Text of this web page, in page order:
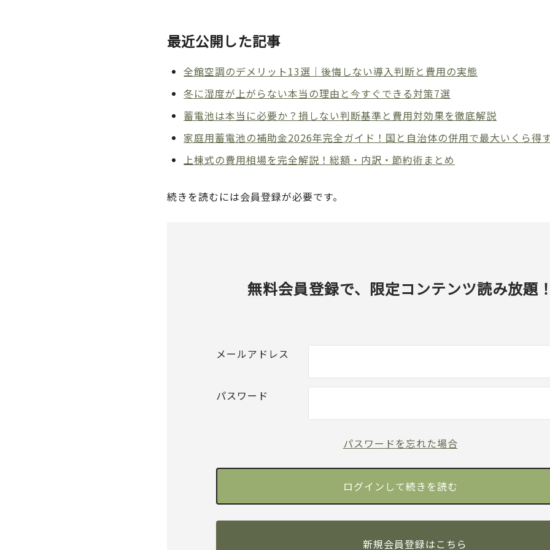
最近公開した記事
全館空調のデメリット13選｜後悔しない導入判断と費用の実態
冬に湿度が上がらない本当の理由と今すぐできる対策7選
蓄電池は本当に必要か？損しない判断基準と費用対効果を徹底解説
家庭用蓄電池の補助金2026年完全ガイド！国と自治体の併用で最大いくら得
上棟式の費用相場を完全解説！総額・内訳・節約術まとめ
続きを読むには会員登録が必要です。
無料会員登録で、限定コンテンツ読み放題
メールアドレス
パスワード
パスワードを忘れた場合
新規会員登録はこちら